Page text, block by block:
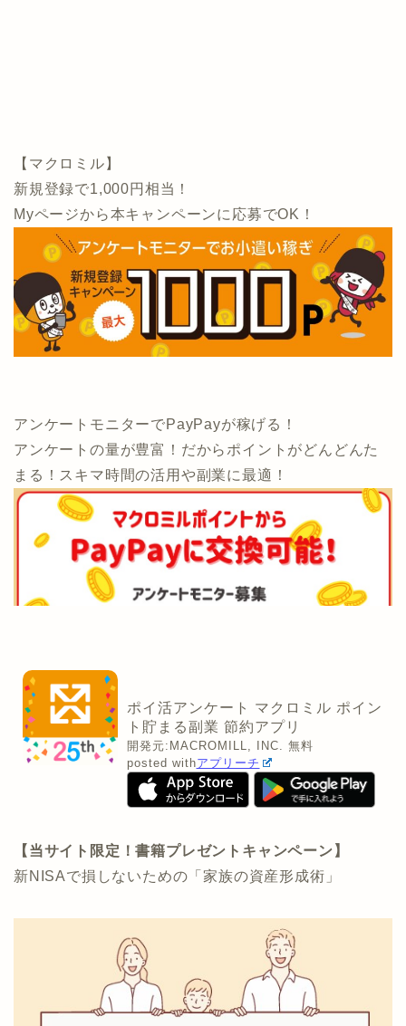
【マクロミル】
新規登録で1,000円相当！
Myページから本キャンペーンに応募でOK！
アンケートモニターでPayPayが稼げる！
アンケートの量が豊富！だからポイントがどんどんた
まる！スキマ時間の活用や副業に最適！
ポイ活アンケート マクロミル ポイン
ト貯まる副業 節約アプリ
開発元: MACROMILL, INC. 無料
posted withアプリーチ
【当サイト限定！書籍プレゼントキャンペーン】
新NISAで損しないための「家族の資産形成術」